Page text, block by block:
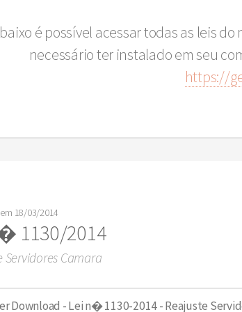
é possível acessar todas as leis
necessário ter instalado em seu
https://
18/03/2014
1130/2014
Servidores Camara
Download - Lei n� 1130-2014 - Reajuste